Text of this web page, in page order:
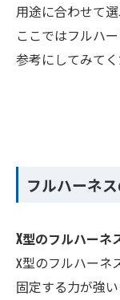
用途に合わせて選
ここではフルハ
参考にしてみてく
フルハーネ
X型のフルハーネ
X型のフルハーネ
固定する力が強い